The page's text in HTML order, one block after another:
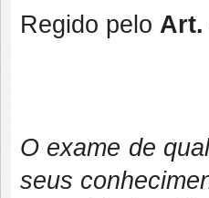
Regido pelo Art.
O exame de
seus